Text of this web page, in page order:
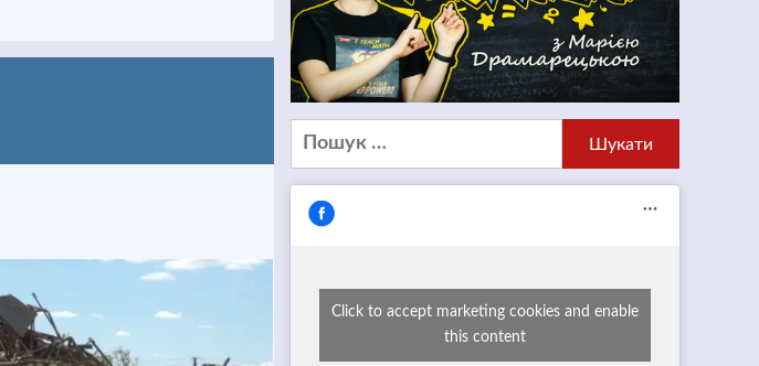
Пошук:
Click to accept marketing cookies and enable
this content